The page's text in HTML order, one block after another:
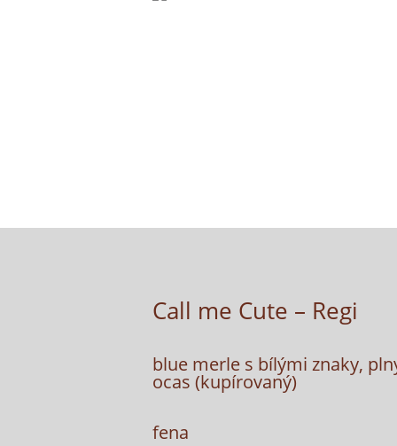
Call me Cute – Regi
blue merle s bílými znaky,
ocas (kupírovaný)
fena